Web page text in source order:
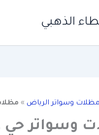
الذهبي
مظلات وسواتر الرياض »
وسواتر حي